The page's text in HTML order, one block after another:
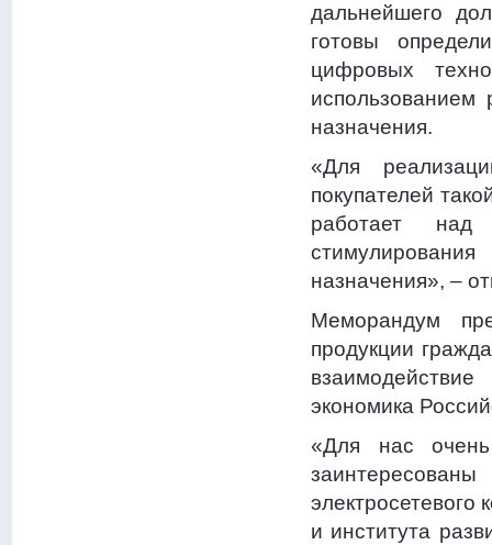
дальнейшего
готовы
цифровых
использованием
назначения.
«Для
покупателей
работает над
назначения», –
Меморандум
продукции
экономика
«Для нас очень
электросетевого
и института